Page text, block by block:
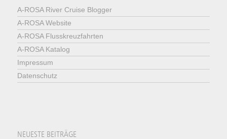
A-ROSA River Cruise Blogger
A-ROSA Website
A-ROSA Flusskreuzfahrten
A-ROSA Katalog
Impressum
Datenschutz
NEUESTE BEITRÄGE